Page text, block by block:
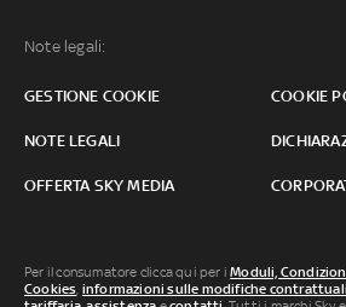
Note legali:
GESTIONE COOKIE COOKIE
NOTE LEGALI
OFFERTA SKY MEDIA
Per il consumatore clicca qui per iModuli,
Cookies, informazioni sulle modifiche contrattuali